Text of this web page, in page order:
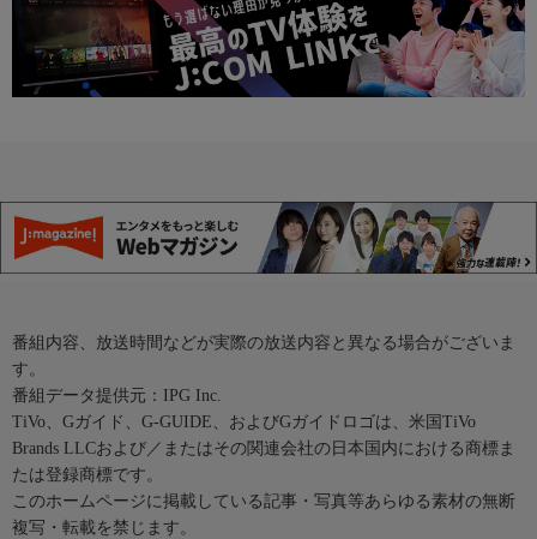
番組内容、放送時間などが実際の放送内容と異なる場合がございま
す。
番組データ提供元：IPG Inc.
TiVo、Gガイド、G-GUIDE、およびGガイドロゴは、米国TiVo
Brands LLCおよび／またはその関連会社の日本国内における商標ま
たは登録商標です。
このホームページに掲載している記事・写真等あらゆる素材の無断
複写・転載を禁じます。